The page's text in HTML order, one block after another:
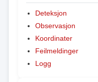
Deteksjon
Observasjon
Koordinater
Feilmeldinger
Logg